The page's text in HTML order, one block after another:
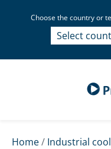
Choose the country or
Select
Select
Home/ Industrial